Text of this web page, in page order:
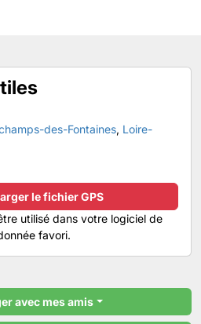
des-Fontaines, Loire-
le fichier GPS
utilisé dans votre logiciel de
favori.
avec mes amis